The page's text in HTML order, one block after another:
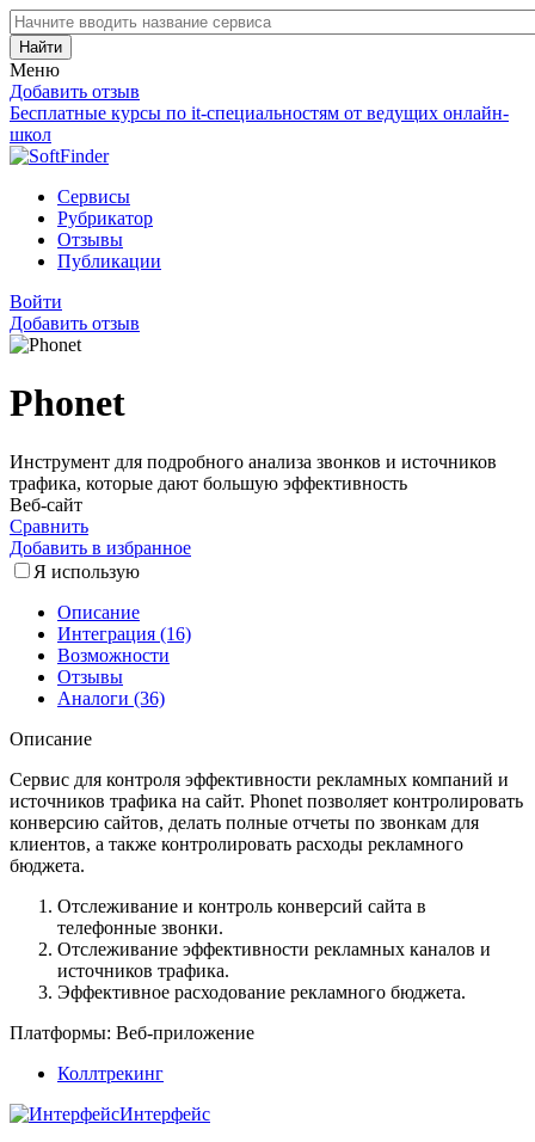
Найти
Меню
Добавить отзыв
Бесплатные курсы по it-специальностям от ведущих онлайн-
школ
Сервисы
Рубрикатор
Отзывы
Публикации
Войти
Добавить отзыв
Phonet
Инструмент для подробного анализа звонков и источников
трафика, которые дают большую эффективность
Веб-сайт
Сравнить
Добавить в избранное
Я использую
Описание
Интеграция (16)
Возможности
Отзывы
Аналоги (36)
Описание
Сервис для контроля эффективности рекламных компаний и
источников трафика на сайт. Phonet позволяет контролировать
конверсию сайтов, делать полные отчеты по звонкам для
клиентов, а также контролировать расходы рекламного
бюджета.
Отслеживание и контроль конверсий сайта в
телефонные звонки.
Отслеживание эффективности рекламных каналов и
источников трафика.
Эффективное расходование рекламного бюджета.
Платформы: Веб-приложение
Коллтрекинг
Интерфейс